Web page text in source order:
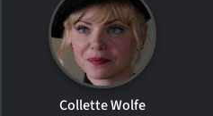
Collette Wolfe